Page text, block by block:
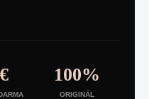
100%
ORIGINÁL